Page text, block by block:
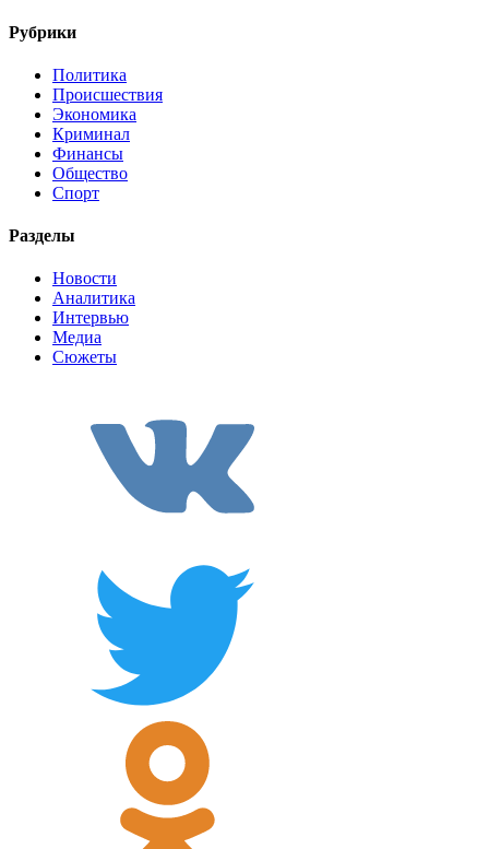
Рубрики
Политика
Происшествия
Экономика
Криминал
Финансы
Общество
Спорт
Разделы
Новости
Аналитика
Интервью
Медиа
Сюжеты